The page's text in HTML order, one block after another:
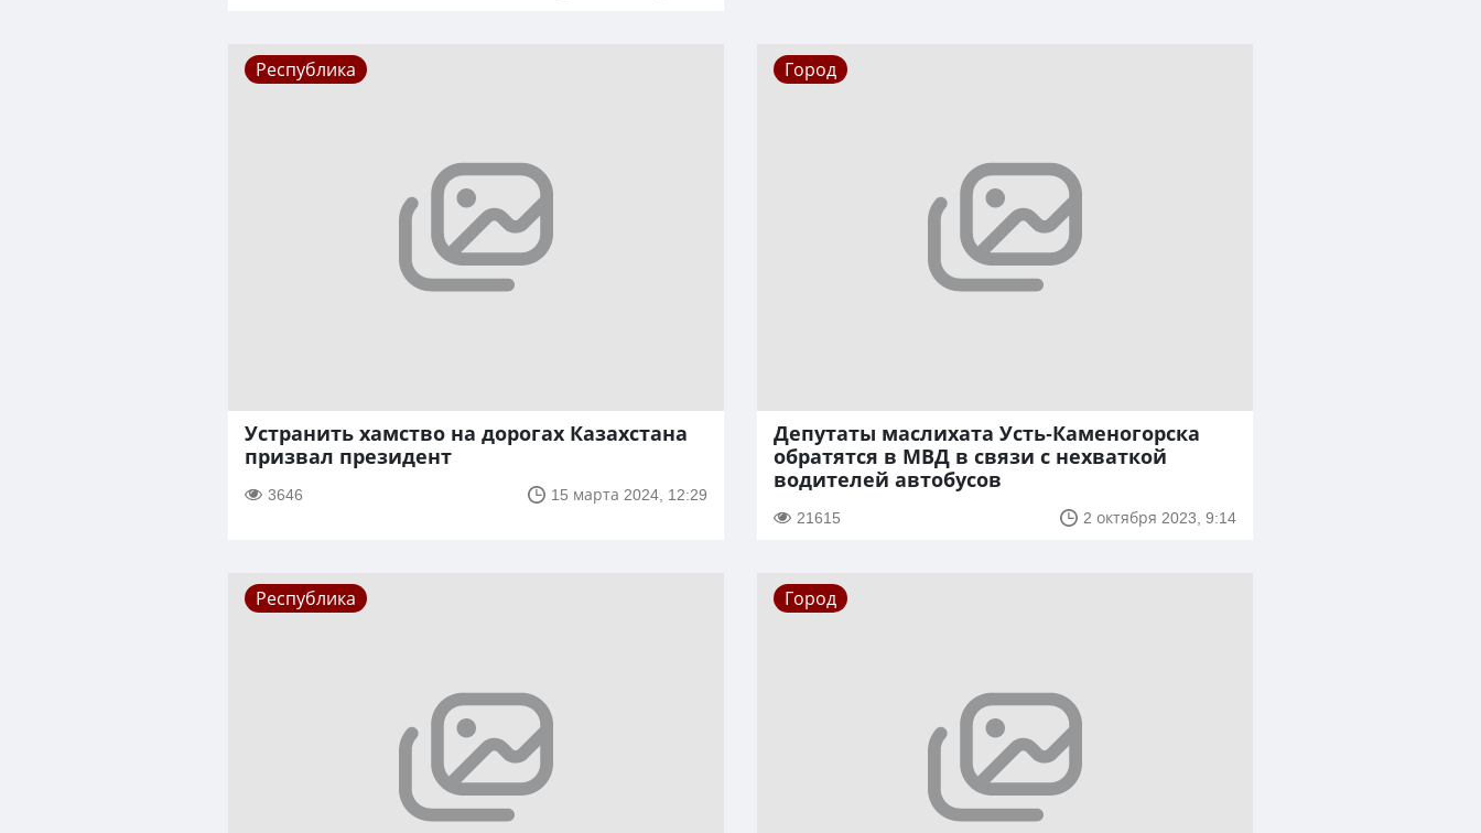
Республика
Устранить хамство на дорогах Казахстана
призвал президент
3646 15 марта 2024, 12:29
Город
Депутаты маслихата Усть-Каменогорска
обратятся в МВД в связи с нехваткой
водителей автобусов
21615 2 октября 2023, 9:14
Республика Город